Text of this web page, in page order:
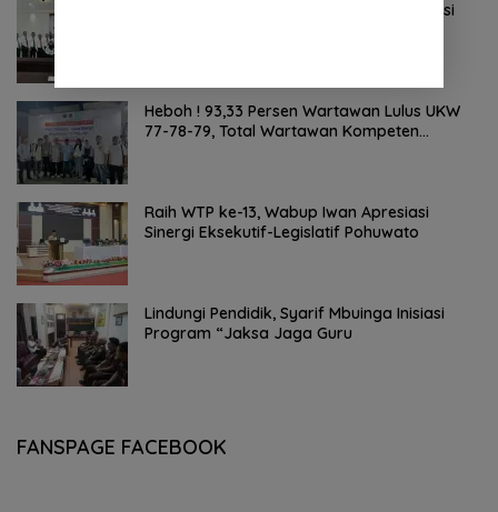
Pemkab Pohuwato Gelar Tahapan Seleksi
Heboh ! 93,33 Persen Wartawan Lulus UKW
77-78-79, Total Wartawan Kompeten
Raih WTP ke-13, Wabup Iwan Apresiasi
Sinergi Eksekutif-Legislatif Pohuwato
Lindungi Pendidik, Syarif Mbuinga Inisiasi
Program “Jaksa Jaga Guru
FANSPAGE FACEBOOK